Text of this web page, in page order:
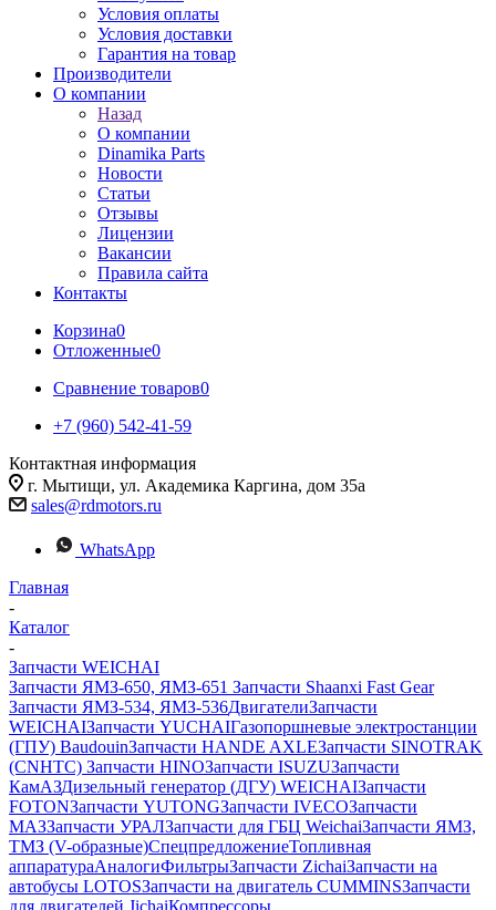
Условия оплаты
Условия доставки
Гарантия на товар
Производители
О компании
Назад
О компании
Dinamika Parts
Новости
Статьи
Отзывы
Лицензии
Вакансии
Правила сайта
Контакты
Корзина0
Отложенные0
Сравнение товаров0
+7 (960) 542-41-59
Контактная информация
г. Мытищи, ул. Академика Каргина, дом 35а
sales@rdmotors.ru
WhatsApp
Главная
-
Каталог
-
Запчасти WEICHAI
Запчасти ЯМЗ-650, ЯМЗ-651 Запчасти Shaanxi Fast Gear
Запчасти ЯМЗ-534, ЯМЗ-536ДвигателиЗапчасти
WEICHAIЗапчасти YUCHAIГазопоршневые электростанции
(ГПУ) BaudouinЗапчасти HANDE AXLEЗапчасти SINOTRAK
(CNHTC) Запчасти HINOЗапчасти ISUZUЗапчасти
КамАЗДизельный генератор (ДГУ) WEICHAIЗапчасти
FOTONЗапчасти YUTONGЗапчасти IVECOЗапчасти
МАЗЗапчасти УРАЛЗапчасти для ГБЦ WeichaiЗапчасти ЯМЗ,
ТМЗ (V-образные)СпецпредложениеТопливная
аппаратураАналогиФильтрыЗапчасти ZichaiЗапчасти на
автобусы LOTOSЗапчасти на двигатель CUMMINSЗапчасти
для двигателей JichaiКомпрессоры